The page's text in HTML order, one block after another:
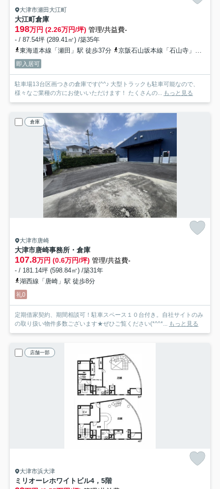
大津市瀬田大江町
大江町倉庫
198万円 (2.26万円/坪) 管理/共益費-
- / 87.54坪 (289.41㎡) /築35年
東海道本線「瀬田」駅 徒歩37分
京阪石山坂本線「石山寺」駅 徒歩53分
即入居可
駐車場13台区画つきの倉庫です(^^♪ 大型トラックも駐車可能なので、
様々なご業種の方にお使いいただけます！ たくさんの... もっと見る
倉庫
大津市唐崎
大津市唐崎事務所・倉庫
107.8万円 (0.6万円/坪) 管理/共益費-
- / 181.14坪 (598.84㎡) /築31年
湖西線「唐崎」駅 徒歩8分
礼0
定期借家契約、期間相談可！駐車スペース１０台付き。自社サイトのみ
の取り扱い物件多数ございます★ぜひご覧ください(*^^*... もっと見る
店舗一部
大津市浜大津
ミリオーレホワイトビル4，5階